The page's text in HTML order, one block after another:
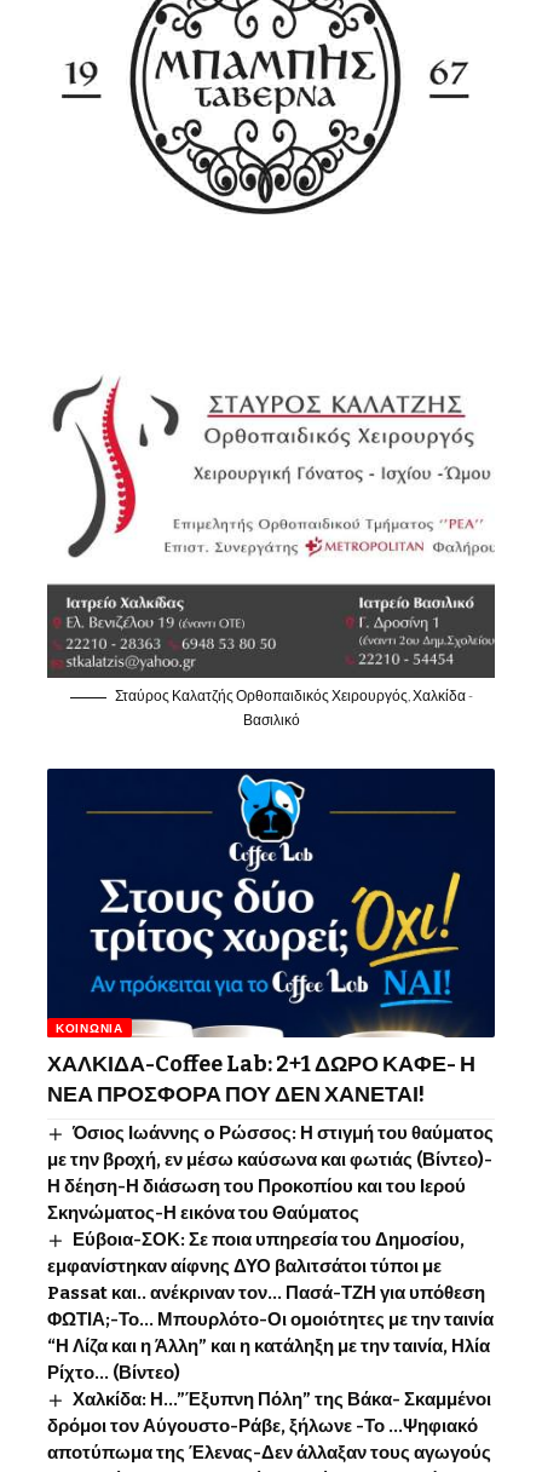
Σταύρος Καλατζής Ορθοπαιδικός Χειρουργός, Χαλκίδα -
Βασιλικό
ΚΟΙΝΩΝΊΑ
ΧΑΛΚΙΔΑ-Coffee Lab: 2+1 ΔΩΡΟ ΚΑΦΕ- Η
ΝΕΑ ΠΡΟΣΦΟΡΑ ΠΟΥ ΔΕΝ ΧΑΝΕΤΑΙ!
Όσιος Ιωάννης o Ρώσσος: Η στιγμή του θαύματος
με την βροχή, εν μέσω καύσωνα και φωτιάς (Βίντεο)-
Η δέηση-Η διάσωση του Προκοπίου και του Ιερού
Σκηνώματος-Η εικόνα του Θαύματος
Εύβοια-ΣΟΚ: Σε ποια υπηρεσία του Δημοσίου,
εμφανίστηκαν αίφνης ΔΥΟ βαλιτσάτοι τύποι με
Passat και.. ανέκριναν τον… Πασά-ΤΖΗ για υπόθεση
ΦΩΤΙΑ;-Το… Μπουρλότο-Οι ομοιότητες με την ταινία
“Η Λίζα και η Άλλη” και η κατάληξη με την ταινία, Ηλία
Ρίχτο… (Βίντεο)
Χαλκίδα: Η…”Έξυπνη Πόλη” της Βάκα- Σκαμμένοι
δρόμοι τον Αύγουστο-Ράβε, ξήλωνε -Το …Ψηφιακό
αποτύπωμα της Έλενας-Δεν άλλαξαν τους αγωγούς